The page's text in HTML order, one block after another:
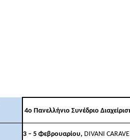
4ο Πανελλήνιο Συνέδριο
3 – 5 Φεβρουαρίου, DIVANI